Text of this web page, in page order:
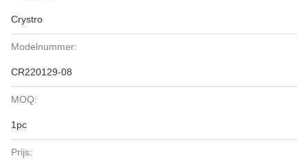
Crystro
Modelnummer:
CR220129-08
MOQ:
1pc
Prijs: